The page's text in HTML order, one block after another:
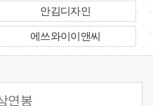
안김디자인
에쓰와이이앤씨
연봉